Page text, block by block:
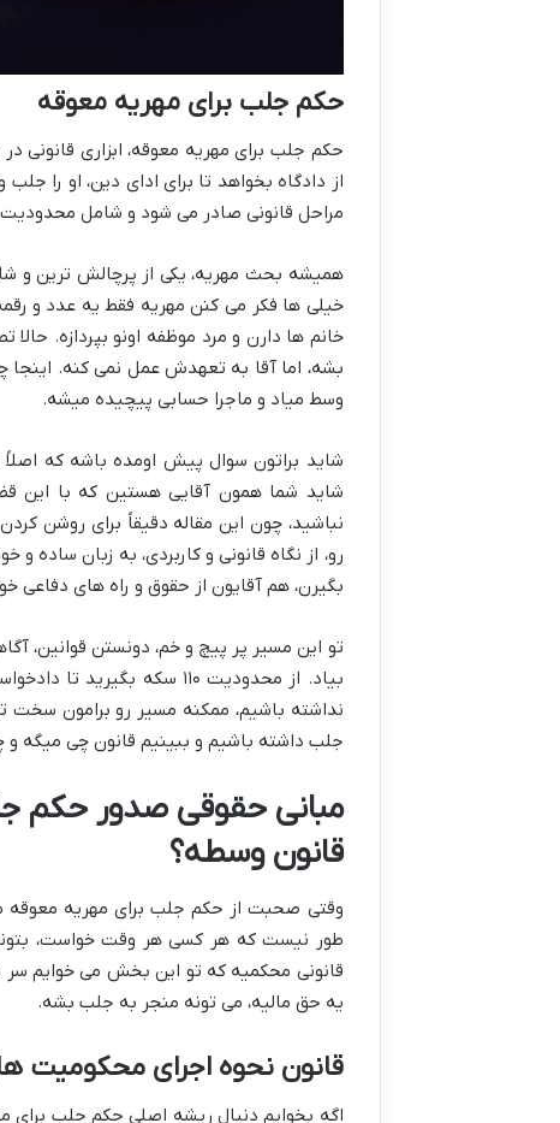
حکم جلب برای مهریه معوقه
حکم جلب برای مهریه معوقه، ابزاری قانونی
از دادگاه بخواهد تا برای ادای دین، او را
مراحل قانونی صادر می شود و شامل محدودیت هایی
همیشه بحث مهریه، یکی از پرچالش ترین و
خیلی ها فکر می کنن مهریه فقط یه عدد و
خانم ها دارن و مرد موظفه اونو بپردازه.
بشه، اما آقا به تعهدش عمل نمی کنه.
وسط میاد و ماجرا حسابی پیچیده میشه.
شاید براتون سوال پیش اومده باشه که
شاید شما همون آقایی هستین که با این
نباشید، چون این مقاله دقیقاً برای روشن
رو، از نگاه قانونی و کاربردی، به زبان
بگیرن، هم آقایون از حقوق و راه های دفاعی
تو این مسیر پر پیچ و خم، دونستن قوانین،
بیاد. از محدودیت ۱۱۰ سکه
نداشته باشیم، ممکنه مسیر رو برامون
جلب داشته باشیم و ببینیم قانون چی میگه و
مبانی حقوقی صدور حکم
قانون وسطه؟
وقتی صحبت از حکم جلب برای مهریه معوقه
طور نیست که هر کسی هر وقت خواست،
قانونی محکمیه که تو این بخش می خوایم سر
یه حق مالیه، می تونه منجر به جلب بشه.
قانون نحوه اجرای محکومیت
اگه بخوایم دنبال ریشه اصلی حکم جلب برای